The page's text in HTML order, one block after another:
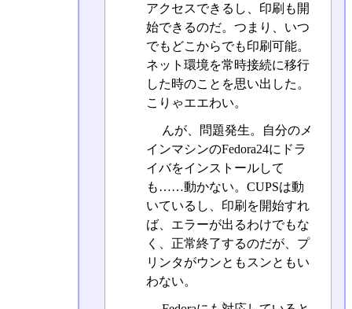
アクセスできるし、印刷も開
始できるのだ。つまり、いつ
でもどこからでも印刷可能。
ネット環境を常時接続に移行
した時のことを思い出した。
こりゃエエわい。
んが、問題発生。自分のメ
インマシンのFedora24にドラ
イバをインストールして
も……動かない。CUPSは動
いているし、印刷を開始すれ
ば、エラーが出るわけでもな
く、正常終了するのだが、プ
リンタがウンともスンともい
わない。